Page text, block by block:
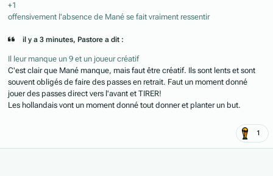
+1
offensivement l'absence de Mané se fait vraiment ressentir
il y a 3 minutes, Pastore a dit :
Il leur manque un 9 et un joueur créatif
C'est clair que Mané manque, mais faut être créatif. Ils sont lents et sont
souvent obligés de faire des passes en retrait. Faut un moment donné
jouer des passes direct vers l'avant et TIRER!
Les hollandais vont un moment donné tout donner et planter un but.
1